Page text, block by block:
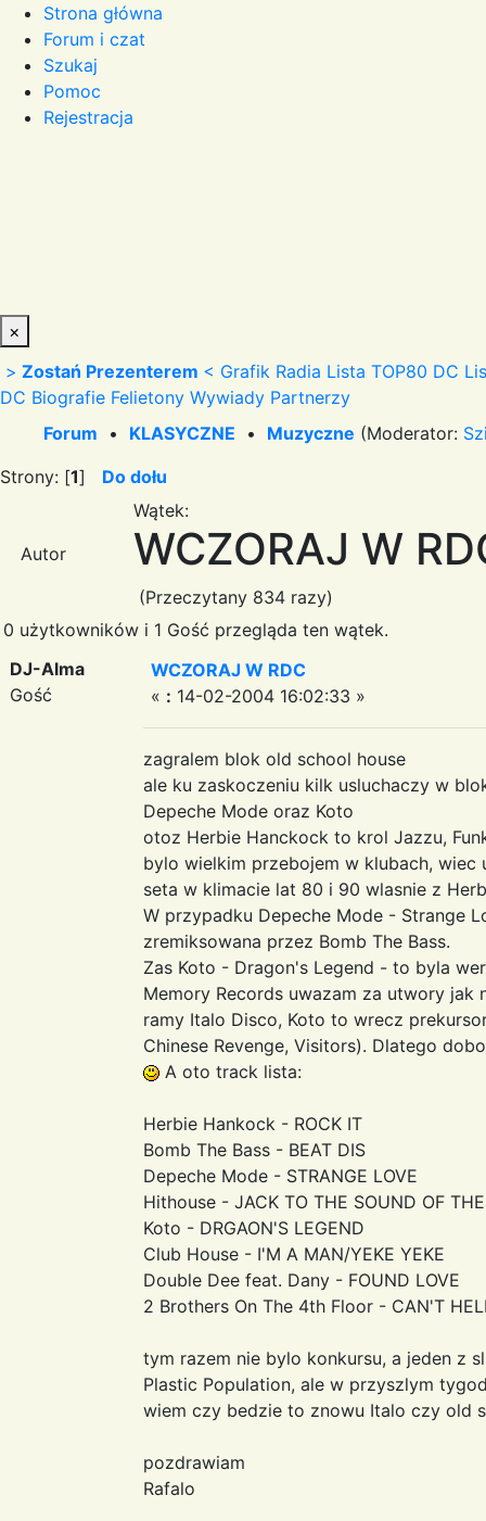
Strona główna
Forum i czat
Szukaj
Pomoc
Rejestracja
×
> Zostań Prezenterem < Grafik Radia Lista TOP80 DC
DC Biografie Felietony Wywiady Partnerzy
Forum • KLASYCZNE • Muzyczne (Moderator:
Strony: [1] Do dołu
Autor
Wątek:
WCZORAJ W
(Przeczytany 834 razy)
0 użytkowników i 1 Gość przegląda ten wątek.
DJ-Alma
Gość
WCZORAJ W RDC
« : 14-02-2004 16:02:33 »
zagralem blok old school house
ale ku zaskoczeniu kilk usluchaczy w
Depeche Mode oraz Koto
otoz Herbie Hanckock to krol Jazzu,
bylo wielkim przebojem w klubach,
seta w klimacie lat 80 i 90 wlasnie z
W przypadku Depeche Mode - Strange
zremiksowana przez Bomb The Bass.
Zas Koto - Dragon's Legend - to byla
Memory Records uwazam za utwory
ramy Italo Disco, Koto to wrecz
Chinese Revenge, Visitors). Dlatego
A oto track lista:
Herbie Hankock - ROCK IT
Bomb The Bass - BEAT DIS
Depeche Mode - STRANGE LOVE
Hithouse - JACK TO THE SOUND OF
Koto - DRGAON'S LEGEND
Club House - I'M A MAN/YEKE YEKE
Double Dee feat. Dany - FOUND LOVE
2 Brothers On The 4th Floor - CAN'T
tym razem nie bylo konkursu, a jeden z
Plastic Population, ale w przyszlym
wiem czy bedzie to znowu Italo czy old
pozdrawiam
Rafalo